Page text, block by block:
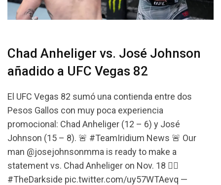
Chad Anheliger vs. José Johnson
añadido a UFC Vegas 82
El UFC Vegas 82 sumó una contienda entre dos
Pesos Gallos con muy poca experiencia
promocional: Chad Anheliger (12 – 6) y José
Johnson (15 – 8). 🚨 #TeamIridium News 🚨 Our
man @josejohnsonmma is ready to make a
statement vs. Chad Anheliger on Nov. 18 ✍🏽
#TheDarkside pic.twitter.com/uy57WTAevq —